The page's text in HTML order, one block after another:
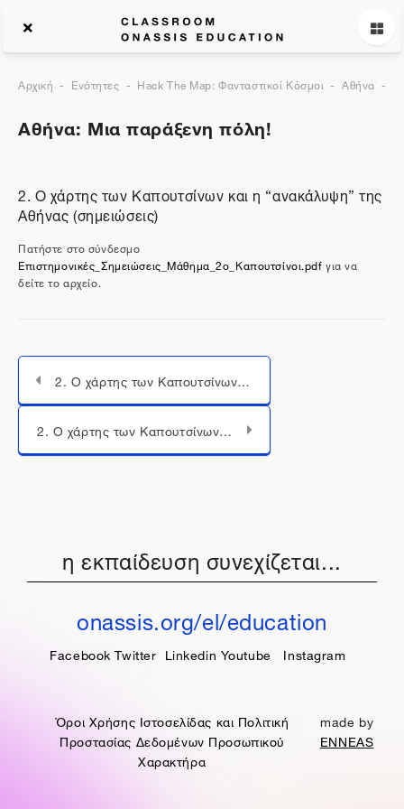
Αρχική Ενότητες Hack The Map: Φανταστικοί Κόσμοι Αθήνα
Αθήνα: Μια παράξενη πόλη!
2. Ο χάρτης των Καπουτσίνων και η “ανακάλυψη” της
Αθήνας (σημειώσεις)
Πατήστε στο σύνδεσμο
Επιστημονικές_Σημειώσεις_Μάθημα_2ο_Καπουτσίνοι.pdfγια να
δείτε το αρχείο.
2. Ο χάρτης των Καπουτσίνων και η "ανακάλυψη" της Αθήνας (βίντεο)
Μεταπήδηση σε...
2. Ο χάρτης των Καπουτσίνων και η “ανακάλυψη” της Αθήνας (παρουσίαση)
η εκπαίδευση συνεχίζεται...
onassis.org/el/education
Facebook Twitter Linkedin Youtube Instagram
Όροι Χρήσης Ιστοσελίδας και Πολιτική
Προστασίας Δεδομένων Προσωπικού
Χαρακτήρα
made by
ENNEAS